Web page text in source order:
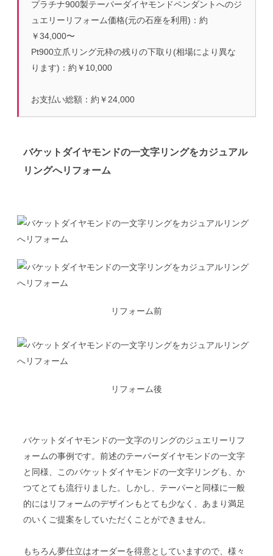
プラチナ900製テーパーダイヤモンドペンダントへのジ
ュエリーリフォーム価格(元の石座を利用)：約
￥34,000〜
Pt900立爪リング元枠の残りの下取り(相場により異な
ります)：約￥10,000
お支払い総額：約￥24,000
バケットダイヤモンドの一文字リングをカジュアル
リングへリフォーム
リフォーム前
リフォーム後
バケットダイヤモンドの一文字のリングのジュエリーリフ
ォームの事例です。前述のテーパーダイヤモンドの一文字
と同様、このバケットダイヤモンドの一文字リングも、か
つてとても流行りました。しかし、テーパーと同様に一般
的にはリフォームのデザインもとても少なく、あまり満足
のいくご提案をしていただくことができません。
もちろん夢仕立はオーダーを得意としていますので、様々